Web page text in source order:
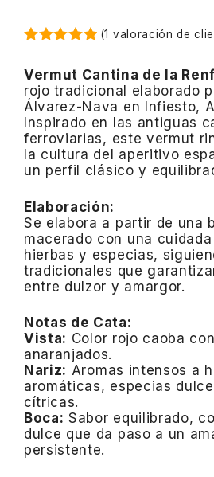
(1 valoración de
Vermut Cantina de la
rojo tradicional elaborado
Álvarez-Nava en Infiesto,
Inspirado en las antiguas
ferroviarias, este vermut
la cultura del aperitivo
un perfil clásico y
Elaboración:
Se elabora a partir de una
macerado con una
hierbas y especias,
tradicionales que
entre dulzor y amargor.
Notas de Cata:
Vista: Color rojo caoba
anaranjados.
Nariz: Aromas intensos a
aromáticas, especias
cítricas.
Boca: Sabor equilibrado,
dulce que da paso a un
persistente.